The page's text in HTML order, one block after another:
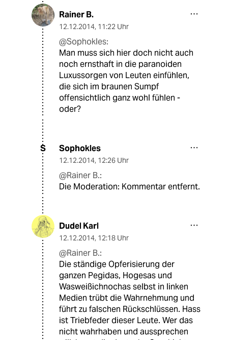
Rainer B.
12.12.2014, 11:22 Uhr
@Sophokles:
Man muss sich hier doch nicht auch
noch ernsthaft in die paranoiden
Luxussorgen von Leuten einfühlen,
die sich im braunen Sumpf
offensichtlich ganz wohl fühlen -
oder?
S Sophokles
12.12.2014, 12:26 Uhr
@Rainer B.:
Die Moderation: Kommentar entfernt.
Dudel Karl
12.12.2014, 12:18 Uhr
@Rainer B.:
Die ständige Opferisierung der
ganzen Pegidas, Hogesas und
Wasweißichnochas selbst in linken
Medien trübt die Wahrnehmung und
führt zu falschen Rückschlüssen. Hass
ist Triebfeder dieser Leute. Wer das
nicht wahrhaben und aussprechen